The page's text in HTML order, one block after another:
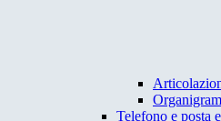
Telefono e posta